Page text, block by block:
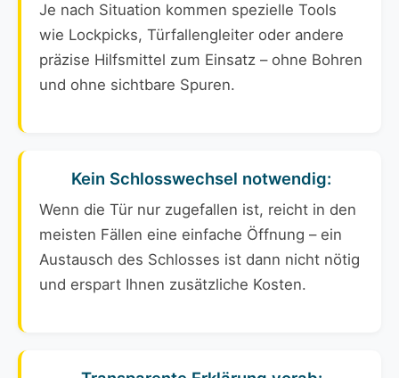
Je nach Situation kommen spezielle Tools
wie Lockpicks, Türfallengleiter oder andere
präzise Hilfsmittel zum Einsatz – ohne Bohren
und ohne sichtbare Spuren.
Kein Schlosswechsel notwendig:
Wenn die Tür nur zugefallen ist, reicht in den
meisten Fällen eine einfache Öffnung – ein
Austausch des Schlosses ist dann nicht nötig
und erspart Ihnen zusätzliche Kosten.